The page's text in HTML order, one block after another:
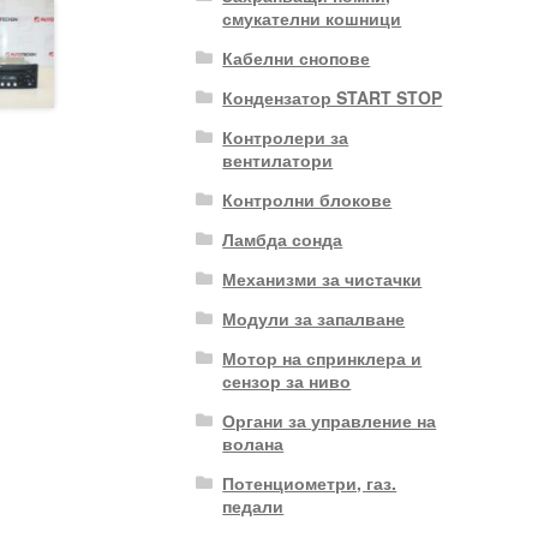
смукателни кошници
Кабелни снопове
Кондензатор START STOP
Контролери за
вентилатори
Контролни блокове
Ламбда сонда
Механизми за чистачки
Модули за запалване
Мотор на спринклера и
сензор за ниво
Органи за управление на
волана
Потенциометри, газ.
педали